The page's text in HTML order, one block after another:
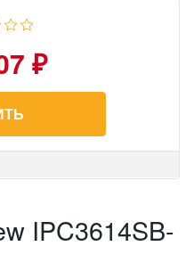
₽
IPC3614SB-